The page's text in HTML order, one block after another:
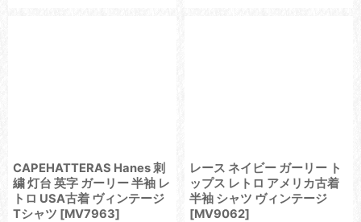
CAPEHATTERAS Hanes 刺
繍 灯台 英字 ガーリー 半袖 レ
トロ USA古着 ヴィンテージ
Tシャツ [MV7963]
レース ネイビー ガーリー ト
ップス レトロ アメリカ古着
半袖 シャツ ヴィンテージ
[MV9062]